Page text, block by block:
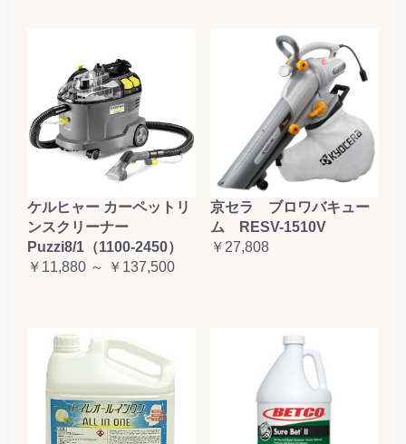
ケルヒャー カーペットリ
ンスクリーナー
Puzzi8/1（1100-2450）
￥11,880 ～ ￥137,500
京セラ ブロワバキュー
ム RESV-1510V
￥27,808